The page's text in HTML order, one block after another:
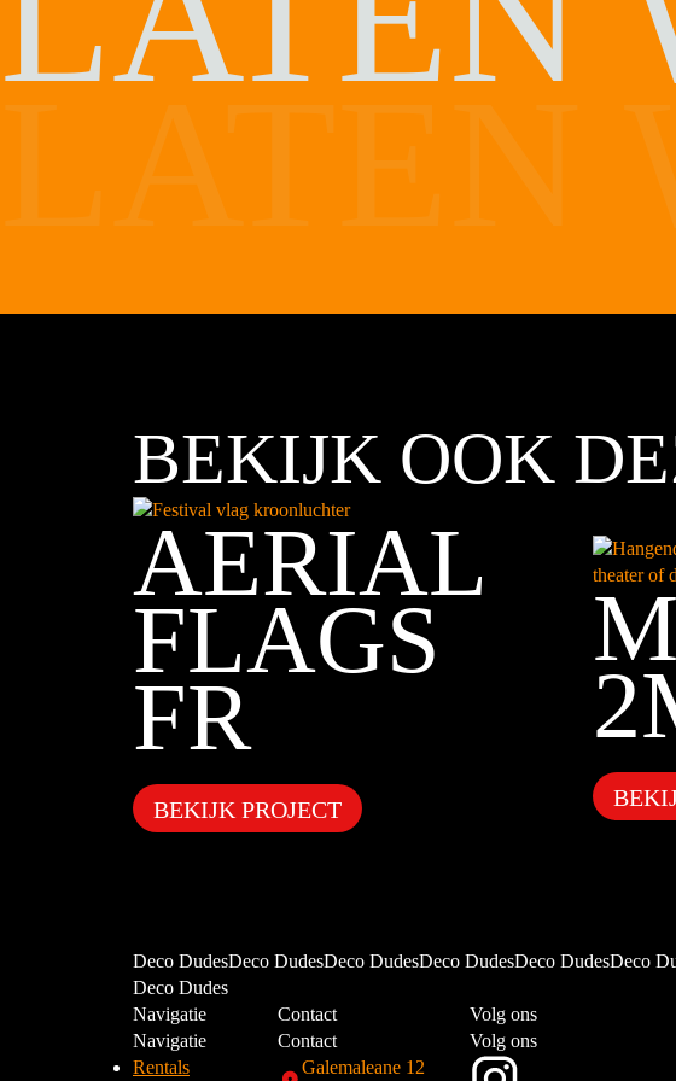
LATEN
BEKIJK OOK
AERIAL
FLAGS
FR
BEKIJK PROJECT
Deco DudesDeco DudesDeco DudesDeco DudesDeco DudesDeco
Deco Dudes
Navigatie
Navigatie
Rentals
Contact
Contact
Galemaleane 12
Volg ons
Volg ons